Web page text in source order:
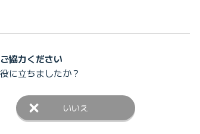
協力ください
役に立ちましたか？
いいえ